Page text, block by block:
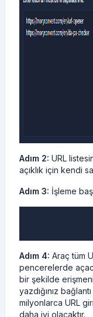
Adım 2: URL
açıklık için kendi
Adım 3: İşleme
Adım 4: Araç tüm
pencerelerde
bir şekilde
yazdığınız
milyonlarca URL
daha iyi olacaktır.